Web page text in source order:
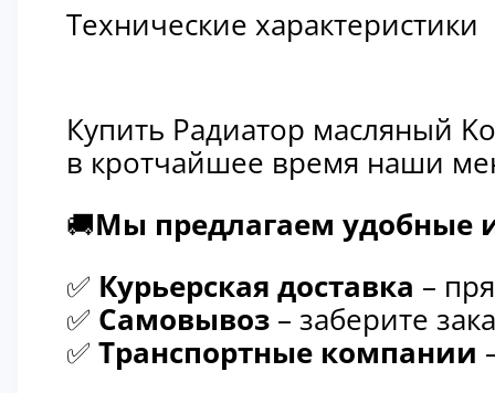
Технические характеристики
Купить Радиатор масляный
в кротчайшее время наши
🚚Мы предлагаем удобные
✅ Курьерская доставка –
✅ Самовывоз – заберите
✅ Транспортные компании